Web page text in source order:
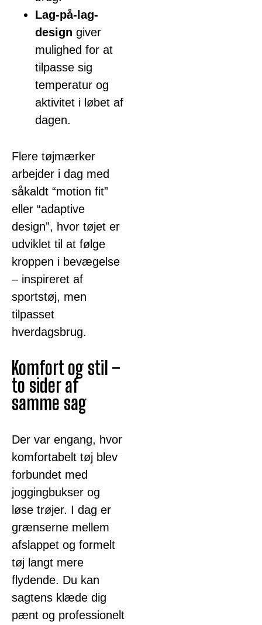
Lag-på-lag-
design giver
mulighed for at
tilpasse sig
temperatur og
aktivitet i løbet af
dagen.
Flere tøjmærker
arbejder i dag med
såkaldt “motion fit”
eller “adaptive
design”, hvor tøjet er
udviklet til at følge
kroppen i bevægelse
– inspireret af
sportstøj, men
tilpasset
hverdagsbrug.
Komfort og stil –
to sider af
samme sag
Der var engang, hvor
komfortabelt tøj blev
forbundet med
joggingbukser og
løse trøjer. I dag er
grænserne mellem
afslappet og formelt
tøj langt mere
flydende. Du kan
sagtens klæde dig
pænt og professionelt